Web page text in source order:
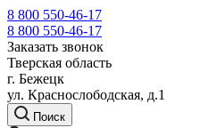
8 800 550-46-17
8 800 550-46-17
Заказать звонок
Тверская область
г. Бежецк
ул. Краснослободская, д.1
Поиск